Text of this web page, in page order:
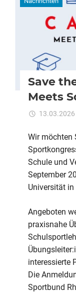
Save
Meets
13.03.2026
Wir möchten
Schule und
September
Universität
Angeboten
praxisnahe
interessierte
Die
Sportbund